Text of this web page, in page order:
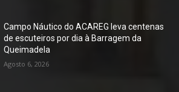
Campo Náutico do ACAREG leva centenas
de escuteiros por dia à Barragem da
Queimadela
Agosto 6, 2026